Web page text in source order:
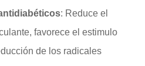
: Reduce el
favorece el estimulo
de los radicales